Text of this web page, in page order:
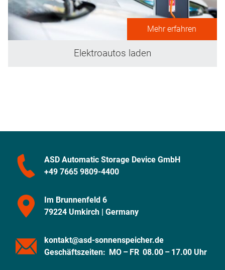
Mehr erfahren
Elektroautos laden
ASD Automatic Storage Device GmbH
+49 7665 9809-4400
Im Brunnenfeld 6
79224 Umkirch | Germany
kontakt@asd-sonnenspeicher.de
Geschäftszeiten: MO – FR 08.00 – 17.00 Uhr